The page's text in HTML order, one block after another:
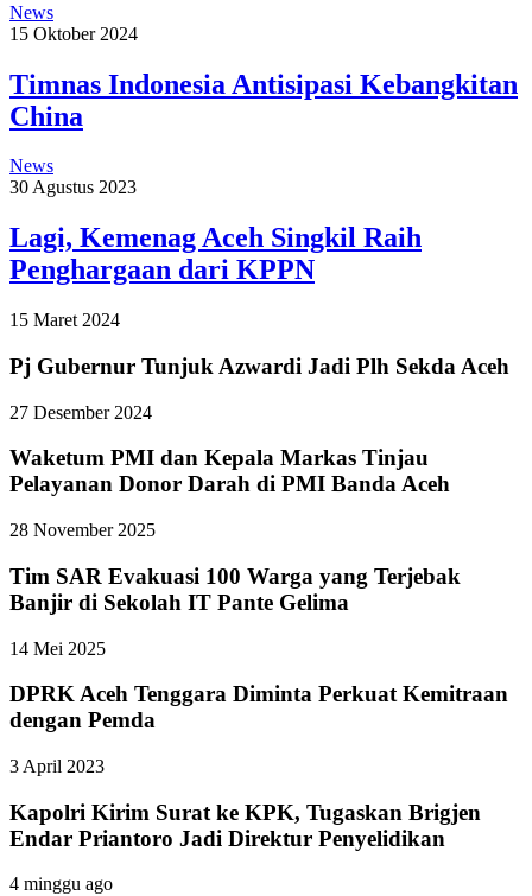
News
15 Oktober 2024
Timnas Indonesia Antisipasi Kebangkitan
China
News
30 Agustus 2023
Lagi, Kemenag Aceh Singkil Raih
Penghargaan dari KPPN
15 Maret 2024
Pj Gubernur Tunjuk Azwardi Jadi Plh Sekda Aceh
27 Desember 2024
Waketum PMI dan Kepala Markas Tinjau
Pelayanan Donor Darah di PMI Banda Aceh
28 November 2025
Tim SAR Evakuasi 100 Warga yang Terjebak
Banjir di Sekolah IT Pante Gelima
14 Mei 2025
DPRK Aceh Tenggara Diminta Perkuat Kemitraan
dengan Pemda
3 April 2023
Kapolri Kirim Surat ke KPK, Tugaskan Brigjen
Endar Priantoro Jadi Direktur Penyelidikan
4 minggu ago